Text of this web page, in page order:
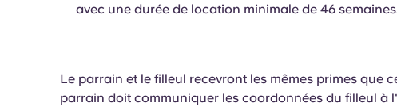
avec une durée de location minimale de 46
Le parrain et le filleul recevront les mêmes primes que
parrain doit communiquer les coordonnées du filleul à